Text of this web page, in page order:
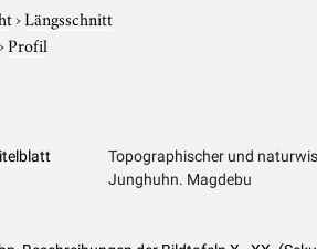
›Längsschnitt
›Profil
Topographischer und
Junghuhn. Magdebu